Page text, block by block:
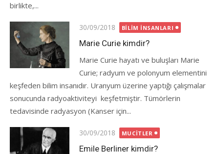
birlikte,...
Posted
on
30/09/2018 BILIM İNSANLARI
Marie Curie kimdir?
Marie Curie hayatı ve buluşları Marie
Curie; radyum ve polonyum elementini
keşfeden bilim insanıdır. Uranyum üzerine yaptığı çalışmalar
sonucunda radyoaktiviteyi keşfetmiştir. Tümörlerin
tedavisinde radyasyon (Kanser için...
Posted
on
30/09/2018 MUCITLER
Emile Berliner kimdir?